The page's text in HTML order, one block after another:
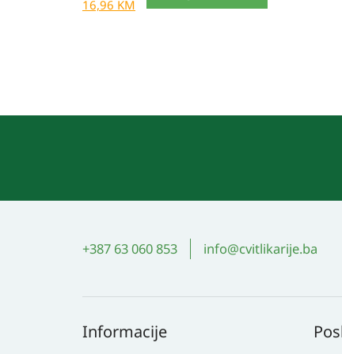
16,96 KM
+387 63 060 853 info@cvitlikarije.ba
Informacije